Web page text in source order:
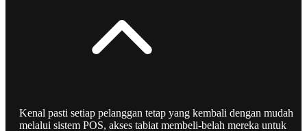
Kenal pasti setiap pelanggan tetap yang kembali dengan mudah
melalui sistem POS, akses tabiat membeli-belah mereka untuk